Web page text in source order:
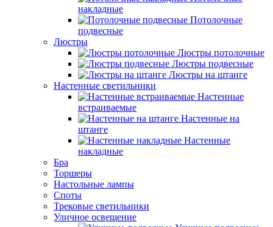
накладные
Потолочные
подвесные
Люстры
Люстры потолочные
Люстры подвесные
Люстры на штанге
Настенные светильники
Настенные
встраиваемые
Настенные на
штанге
Настенные
накладные
Бра
Торшеры
Настольные лампы
Споты
Трековые светильники
Уличное освещение